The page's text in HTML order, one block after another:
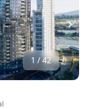
1 / 42